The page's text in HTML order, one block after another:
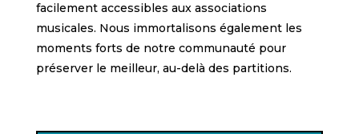
facilement accessibles aux associations
musicales. Nous immortalisons également les
moments forts de notre communauté pour
préserver le meilleur, au-delà des partitions.